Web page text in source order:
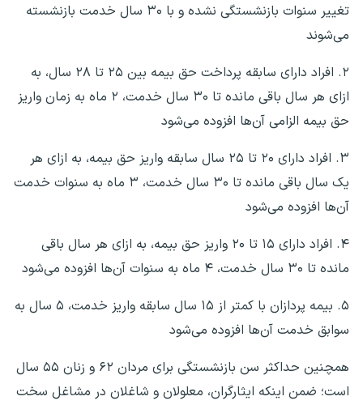
تغییر سنوات بازنشستگی نشده و با ۳۰ سال خدمت بازنشسته
می‌شوند
۲. افراد دارای سابقه پرداخت حق بیمه بین ۲۵ تا ۲۸ سال، به
ازای هر سال باقی مانده تا ۳۰ سال خدمت، ۲ ماه به زمان واریز
حق بیمه الزامی آن‌ها افزوده می‌شود
۳. افراد دارای ۲۰ تا ۲۵ سال سابقه واریز حق بیمه، به ازای هر
یک سال باقی مانده تا ۳۰ سال خدمت، ۳ ماه به سنوات خدمت
آن‌ها افزوده می‌شود
۴. افراد دارای ۱۵ تا ۲۰ واریز حق بیمه، به ازای هر سال باقی
مانده تا ۳۰ سال خدمت، ۴ ماه به سنوات آن‌ها افزوده می‌شود
۵. بیمه پردازان با کمتر از ۱۵ سال سابقه واریز خدمت، ۵ سال به
سوابق خدمت آن‌ها افزوده می‌شود
همچنین حداکثر سن بازنشستگی برای مردان ۶۲ و زنان ۵۵ سال
است؛ ضمن اینکه ایثارگران، معلولان و شاغلان در مشاغل سخت